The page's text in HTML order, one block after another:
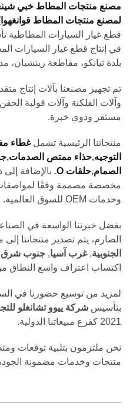
مصنع منتجات المطاط خبي
لمصنع منتجات المطاط
في إنتاج قطع غيار السيارات
بلدة تيانكو، مقاطعة رينشيان،
تم تجهيز مصنعنا بآلات إنتاج
وآلات الفلكنة وآلات قولبة
مستقر وذوي خبرة.
منتجاتنا الرئيسية تشملغطاء
التوجيه,حذاء ممتص الصدمات,
الصمام,حلقات O . بالإضافة
مخصصة مصممة وفقًا لمواصفات
وخدمات OEM للسوق العالمية.
بفضل خبرتنا الواسعة في
الصارم، يتم تصدير منتجاتنا
الجنوبية,غرب آسيا, جنوب شرق
اكتساب اعتراف واسع النطاق
لمزيد من توسيع حضورنا في
بتأسيس شركة ييوو تشانغلو
2021 كفرع مبيعاتنا الدولية.
نحن ملتزمون بتلبية توقعات
منتجات وخدمات مضمونة